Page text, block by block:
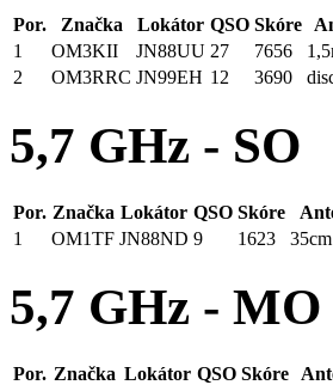
Por. Značka Lokátor QSO Skóre
1
OM3KII JN88UU 27 7656
2
OM3RRC JN99EH 12 3690
5,7 GHz - SO
Por. Značka Lokátor QSO Skóre
1
OM1TF JN88ND 9 1623
5,7 GHz - MO
Por. Značka Lokátor QSO Skóre